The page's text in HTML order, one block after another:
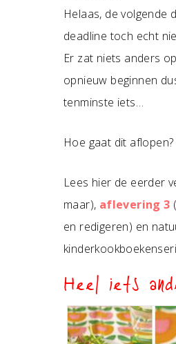
Helaas, de volgende
deadline toch echt
Er zat niets anders
opnieuw beginnen
tenminste iets…
Hoe gaat dit
Lees hier de eerder
maar), aflevering 3
en redigeren) en
Heel iets